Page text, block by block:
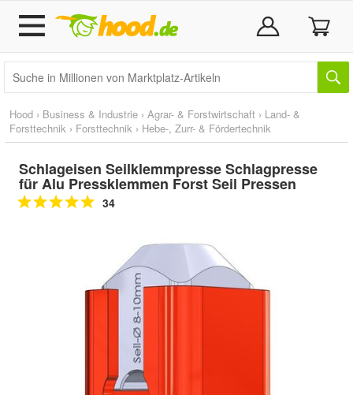
Hood › Business & Industrie › Agrar- & Forstwirtschaft › Land- &
Forsttechnik › Forsttechnik › Hebe-, Zurr- & Fördertechnik
Schlageisen Seilklemmpresse Schlagpresse
für Alu Pressklemmen Forst Seil Pressen
34